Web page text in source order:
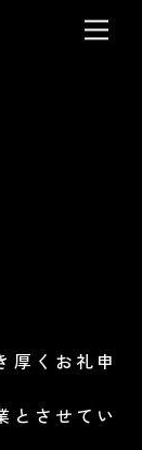
厚くお礼申
とさせてい